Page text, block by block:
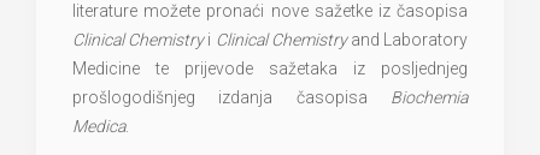
literature možete pronaći nove sažetke iz časopisa
Clinical Chemistryi Clinical Chemistryand Laboratory
Medicine te prijevode sažetaka iz posljednjeg
prošlogodišnjeg izdanja časopisa Biochemia
Medica.